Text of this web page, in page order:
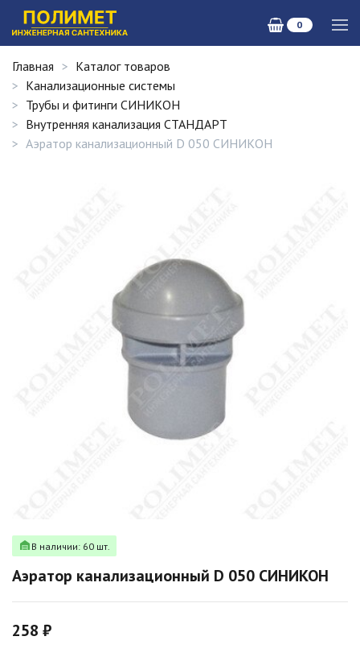
0
Главная
Каталог товаров
Канализационные системы
Трубы и фитинги СИНИКОН
Внутренняя канализация СТАНДАРТ
Аэратор канализационный D 050 СИНИКОН
В наличии: 60 шт.
Аэратор канализационный D 050 СИНИКОН
258 ₽